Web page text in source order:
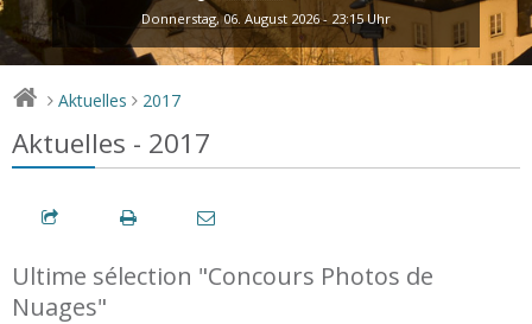
Donnerstag, 06. August 2026 - 23:15 Uhr
> Aktuelles > 2017
Aktuelles - 2017
Ultime sélection "Concours Photos de
Nuages"